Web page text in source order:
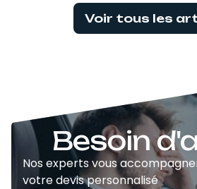
Voir tous les
Besoin
Nos experts vous
votre devis personnalisé